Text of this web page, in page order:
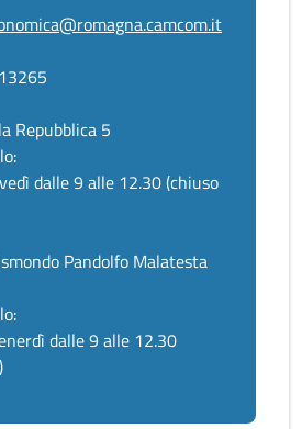
Repubblica 5
dalle 9 alle 12.30 (chiuso
Pandolfo Malatesta
dalle 9 alle 12.30